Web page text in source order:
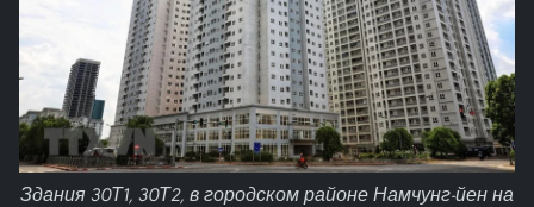
Здания 30Т1, 30Т2, в городском районе Намчунг-йен на